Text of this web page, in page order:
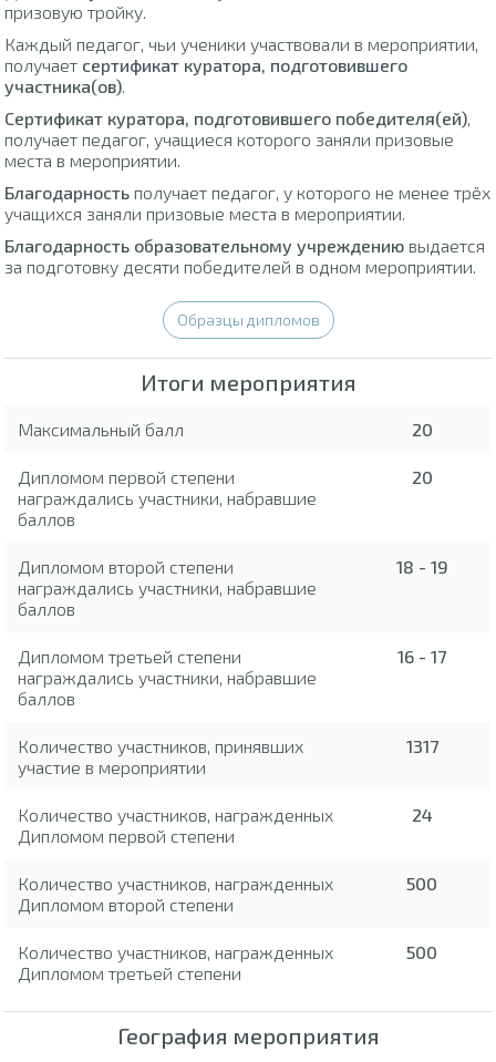
призовую тройку.
Каждый педагог, чьи ученики участвовали в мероприятии,
получает сертификат куратора, подготовившего
участника(ов).
Сертификат куратора, подготовившего победителя(ей),
получает педагог, учащиеся которого заняли призовые
места в мероприятии.
Благодарность получает педагог, у которого не менее трёх
учащихся заняли призовые места в мероприятии.
Благодарность образовательному учреждению выдается
за подготовку десяти победителей в одном мероприятии.
Образцы дипломов
Итоги мероприятия
Максимальный балл 20
Дипломом первой степени
награждались участники, набравшие
баллов
20
Дипломом второй степени
награждались участники, набравшие
баллов
18 - 19
Дипломом третьей степени
награждались участники, набравшие
баллов
16 - 17
Количество участников, принявших
участие в мероприятии
1317
Количество участников, награжденных
Дипломом первой степени
24
Количество участников, награжденных
Дипломом второй степени
500
Количество участников, награжденных
Дипломом третьей степени
500
География мероприятия